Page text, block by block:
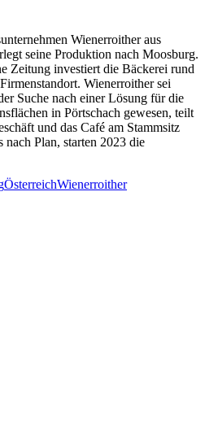
Wienerroither aus
seine Produktion nach Moosburg.
Zeitung investiert die Bäckerei rund
Wienerroither sei
Suche nach einer Lösung für die
in Pörtschach gewesen, teilt
und das Café am Stammsitz
Plan, starten 2023 die
ÖsterreichWienerroither